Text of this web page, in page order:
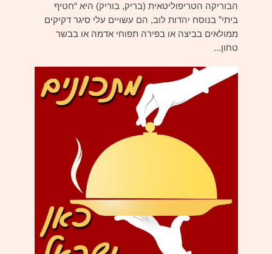
הבוריקה הטריפוליטאית (בריק, בוריק) היא “חטיף
ביתי” בנוסח יהדות לוב, הם עשויים עלי סיגר דקיקים
ממולאים בביצה או בפירה תפוחי אדמה או בבשר
טחון...